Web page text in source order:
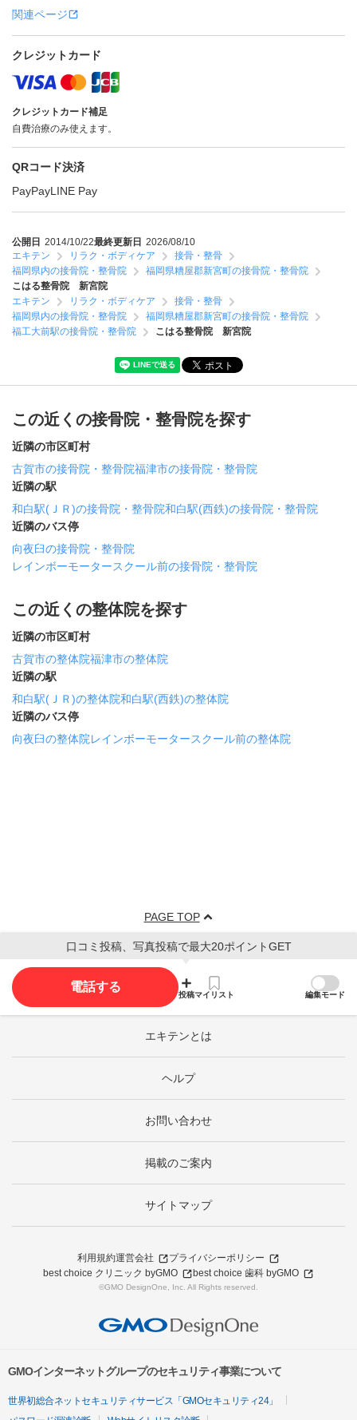
関連ページ
クレジットカード
クレジットカード補足
自費治療のみ使えます。
QRコード決済
PayPayLINE Pay
公開日 2014/10/22最終更新日 2026/08/10
エキテン
リラク・ボディケア
接骨・整骨
福岡県内の接骨院・整骨院
福岡県糟屋郡新宮町の接骨院・整骨院
こはる整骨院 新宮院
エキテン
リラク・ボディケア
接骨・整骨
福岡県内の接骨院・整骨院
福岡県糟屋郡新宮町の接骨院・整骨院
福工大前駅の接骨院・整骨院
こはる整骨院 新宮院
この近くの接骨院・整骨院を探す
近隣の市区町村
古賀市の接骨院・整骨院福津市の接骨院・整骨院
近隣の駅
和白駅(ＪＲ)の接骨院・整骨院和白駅(西鉄)の接骨院・整骨院
近隣のバス停
向夜臼の接骨院・整骨院
レインボーモータースクール前の接骨院・整骨院
この近くの整体院を探す
近隣の市区町村
古賀市の整体院福津市の整体院
近隣の駅
和白駅(ＪＲ)の整体院和白駅(西鉄)の整体院
近隣のバス停
向夜臼の整体院レインボーモータースクール前の整体院
PAGE TOP
口コミ投稿、写真投稿で最大20ポイントGET
電話する
投稿マイリスト 編集モード
エキテンとは
ヘルプ
お問い合わせ
掲載のご案内
サイトマップ
利用規約運営会社
プライバシーポリシー
best choice クリニック byGMO
best choice 歯科 byGMO
©GMO DesignOne, Inc. All Rights reserved.
GMOインターネットグループのセキュリティ事業について
世界初総合ネットセキュリティサービス「GMOセキュリティ24」